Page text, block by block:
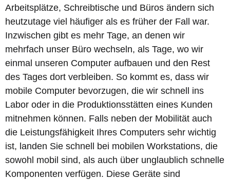
Arbeitsplätze, Schreibtische und Büros ändern sich
heutzutage viel häufiger als es früher der Fall war.
Inzwischen gibt es mehr Tage, an denen wir
mehrfach unser Büro wechseln, als Tage, wo wir
einmal unseren Computer aufbauen und den Rest
des Tages dort verbleiben. So kommt es, dass wir
mobile Computer bevorzugen, die wir schnell ins
Labor oder in die Produktionsstätten eines Kunden
mitnehmen können. Falls neben der Mobilität auch
die Leistungsfähigkeit Ihres Computers sehr wichtig
ist, landen Sie schnell bei mobilen Workstations, die
sowohl mobil sind, als auch über unglaublich schnelle
Komponenten verfügen. Diese Geräte sind